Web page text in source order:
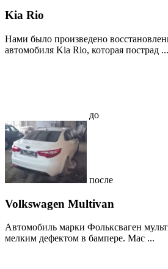
Kia Rio
Нами было произведено
автомобиля Kia Rio, которая пострад ...
до
после
Volkswagen Multivan
Автомобиль марки Фольксваген
мелким дефектом в бампере. Мас ...